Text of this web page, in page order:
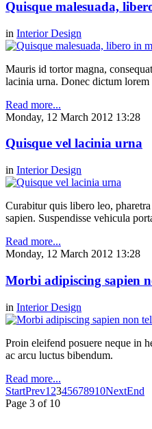
Quisque malesuada,
in Interior Design
Mauris id tortor magna,
lacinia urna. Donec dictum
Read more...
Monday, 12 March 2012 13:28
Quisque vel lacinia urna
in Interior Design
Curabitur quis libero leo,
sapien. Suspendisse vehicula
Read more...
Monday, 12 March 2012 13:28
Morbi adipiscing sapien
in Interior Design
Proin eleifend posuere neque in
ac arcu luctus bibendum.
Read more...
StartPrev1 2345678910NextEnd
Page 3 of 10